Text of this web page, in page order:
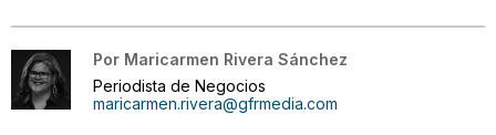
Por Maricarmen Rivera Sánchez
Periodista de Negocios
maricarmen.rivera@gfrmedia.com